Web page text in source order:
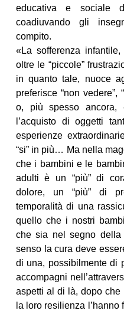
educativa e sociale
coadiuvando gli
compito.
«La sofferenza
oltre le “piccole”
in quanto tale, nuoce
preferisce “non vedere”,
o, più spesso ancora,
l’acquisto di oggetti
esperienze
“si” in più… Ma nella
che i bambini e le
adulti è un “più” di
dolore, un “più” di
temporalità di una
quello che i nostri
che sia nel segno della
senso la cura deve
di una, possibilmente di
accompagni
aspetti al di là, dopo che
la loro resilienza